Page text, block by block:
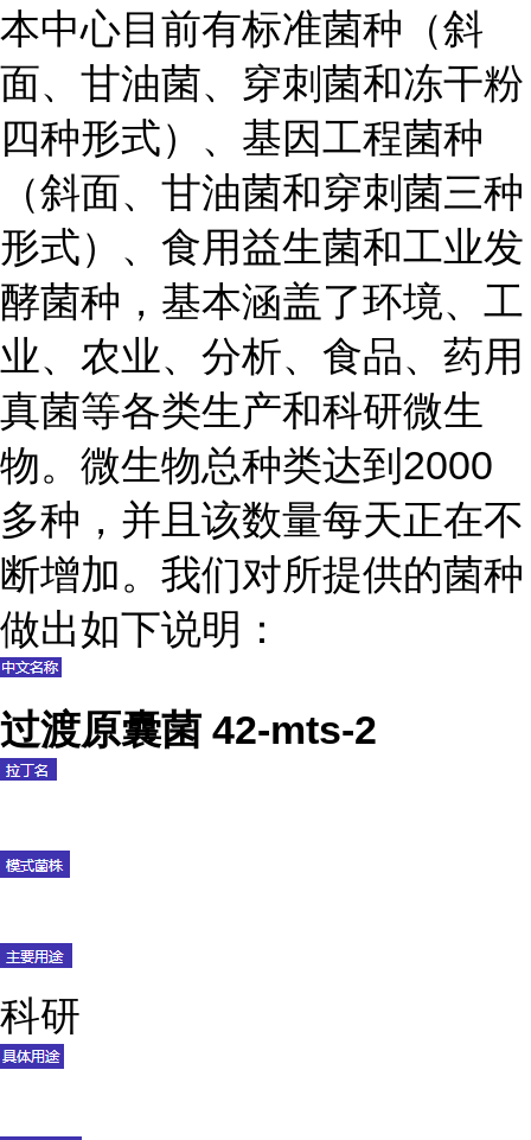
本中心目前有标准菌种（斜
面、甘油菌、穿刺菌和冻干粉
四种形式）、基因工程菌种
（斜面、甘油菌和穿刺菌三种
形式）、食用益生菌和工业发
酵菌种，基本涵盖了环境、工
业、农业、分析、食品、药用
真菌等各类生产和科研微生
物。微生物总种类达到2000
多种，并且该数量每天正在不
断增加。我们对所提供的菌种
做出如下说明：
过渡原囊菌 42-mts-2
科研